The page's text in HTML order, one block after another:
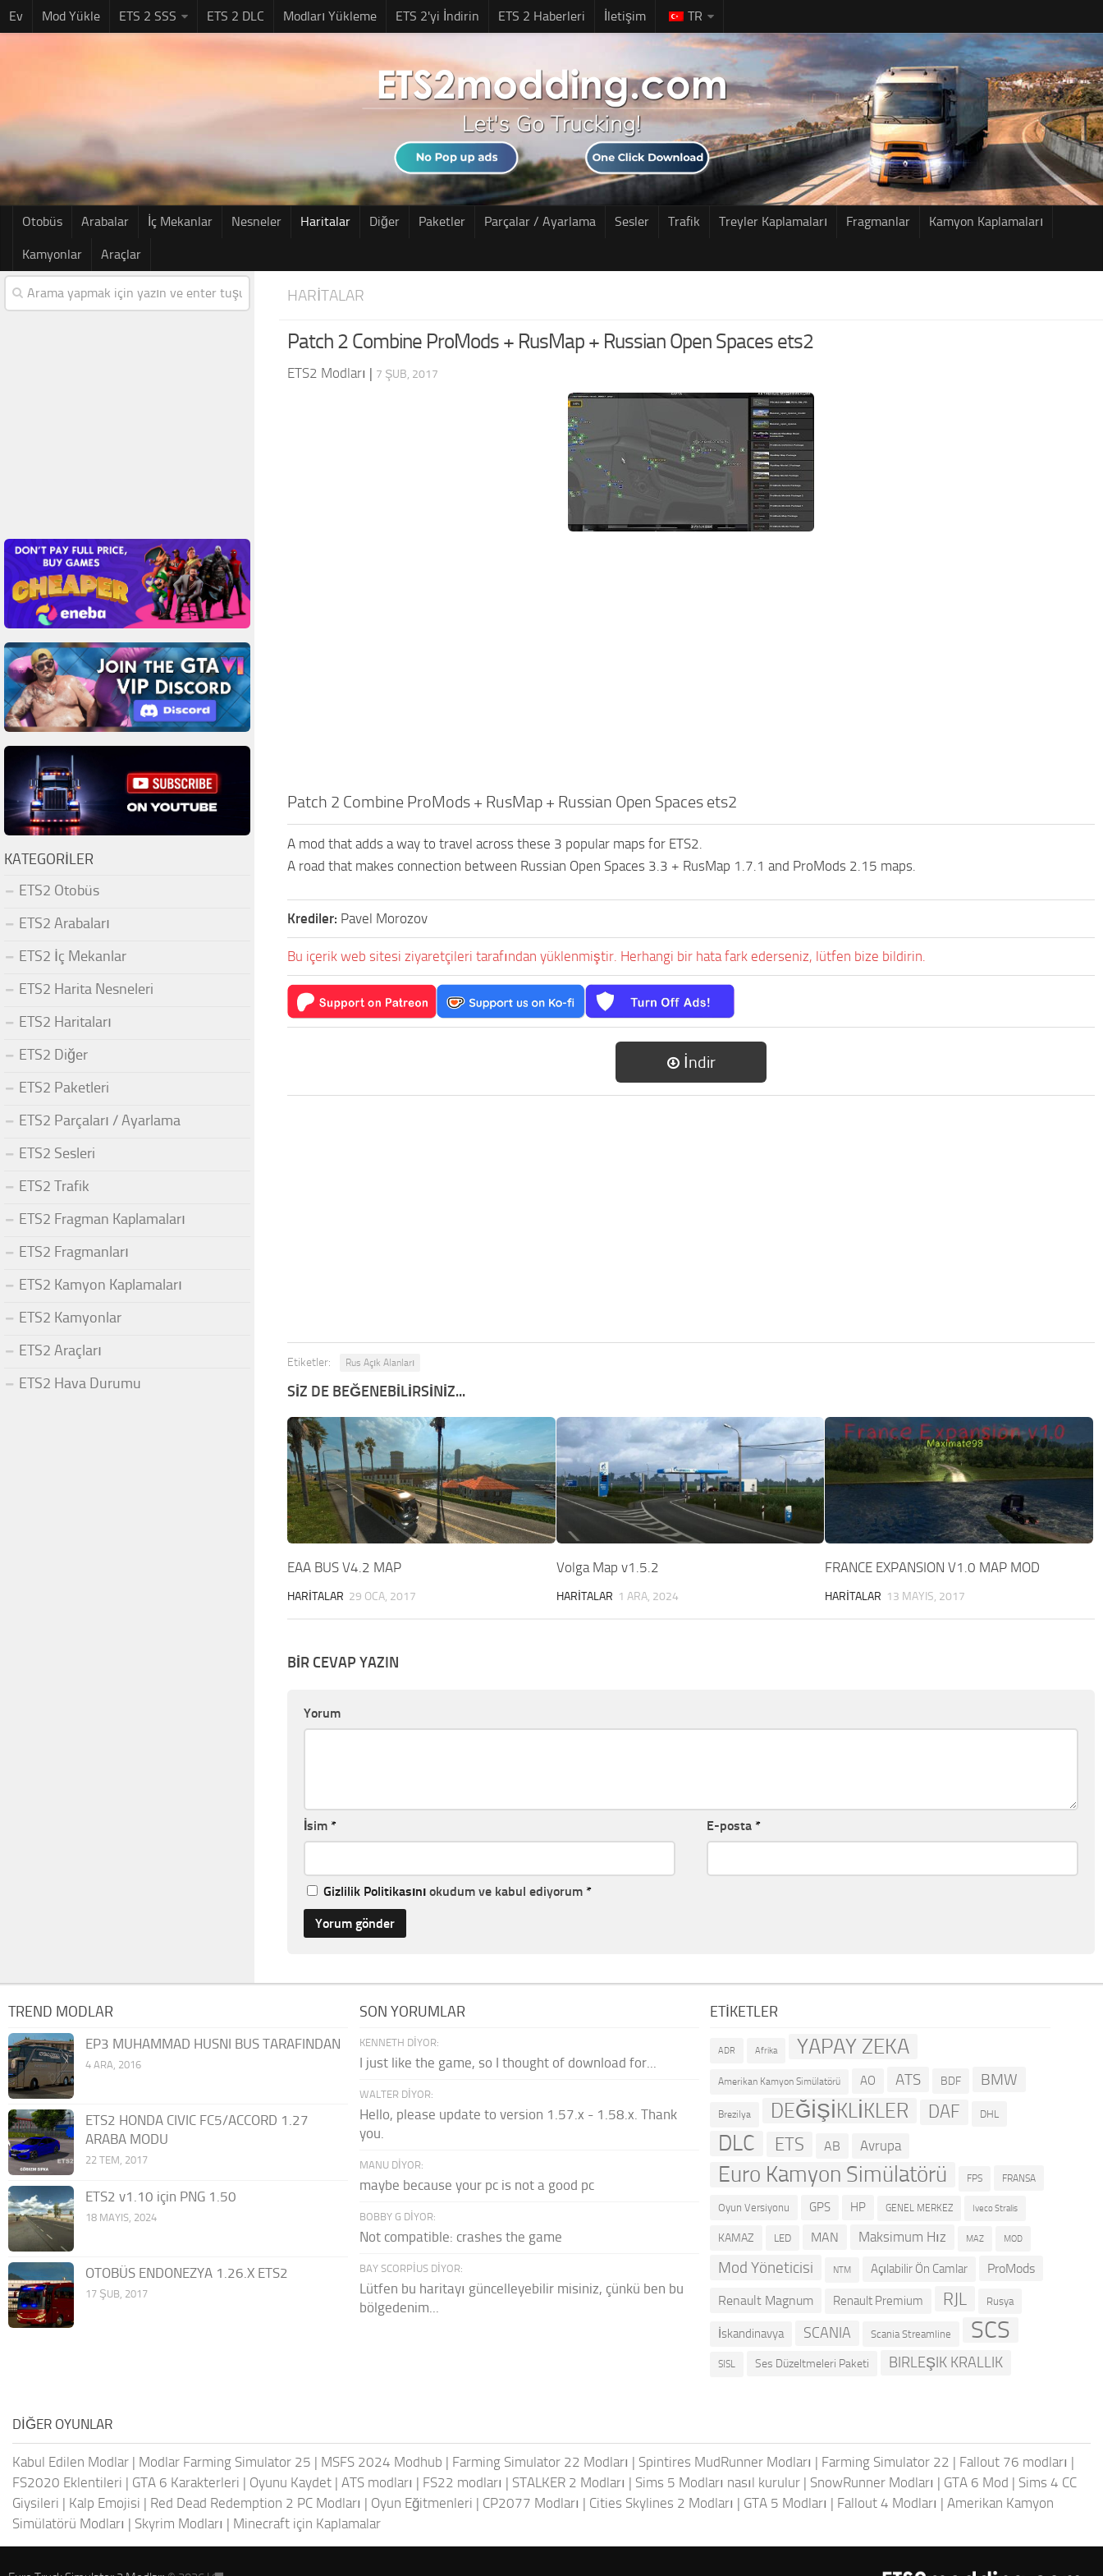
Ev Mod Yükle ETS 2 SSS ETS 2 DLC Modları Yükleme ETS 2'yi İndirin ETS 2 Haberleri İletişim TR
Otobüs Arabalar İç Mekanlar Nesneler Haritalar Diğer Paketler Parçalar / Ayarlama Sesler Trafik Treyler Kaplamaları Fragmanlar Kamyon Kaplamaları
Kamyonlar Araçlar
HARITALAR
Patch 2 Combine ProMods + RusMap + Russian Open Spaces ets2
ETS2 Modları | 7 ŞUB, 2017
Patch 2 Combine ProMods + RusMap + Russian Open Spaces ets2
A mod that adds a way to travel across these 3 popular maps for ETS2.
A road that makes connection between Russian Open Spaces 3.3 + RusMap 1.7.1 and ProMods 2.15 maps.
Krediler: Pavel Morozov
Bu içerik web sitesi ziyaretçileri tarafından yüklenmiştir. Herhangi bir hata fark ederseniz, lütfen bize bildirin.
İndir
Etiketler: Rus Açık Alanları
SIZ DE BEĞENEBILIRSINIZ...
EAA BUS V4.2 MAP
HARITALAR 29 OCA, 2017
Volga Map v1.5.2
HARITALAR 1 ARA, 2024
FRANCE EXPANSION V1.0 MAP MOD
HARITALAR 13 MAYIS, 2017
BIR CEVAP YAZIN
Yorum
İsim * E-posta *
Gizlilik Politikasını okudum ve kabul ediyorum *
KATEGORILER
ETS2 Otobüs
ETS2 Arabaları
ETS2 İç Mekanlar
ETS2 Harita Nesneleri
ETS2 Haritaları
ETS2 Diğer
ETS2 Paketleri
ETS2 Parçaları / Ayarlama
ETS2 Sesleri
ETS2 Trafik
ETS2 Fragman Kaplamaları
ETS2 Fragmanları
ETS2 Kamyon Kaplamaları
ETS2 Kamyonlar
ETS2 Araçları
ETS2 Hava Durumu
TREND MODLAR
EP3 MUHAMMAD HUSNI BUS TARAFINDAN
4 ARA, 2016
ETS2 HONDA CIVIC FC5/ACCORD 1.27
ARABA MODU
22 TEM, 2017
ETS2 v1.10 için PNG 1.50
18 MAYIS, 2024
OTOBÜS ENDONEZYA 1.26.X ETS2
17 ŞUB, 2017
SON YORUMLAR
KENNETH DIYOR:
I just like the game, so I thought of download for...
WALTER DIYOR:
Hello, please update to version 1.57.x - 1.58.x. Thank
you.
MANU DIYOR:
maybe because your pc is not a good pc
BOBBY G DIYOR:
Not compatible: crashes the game
BAY SCORPIUS DIYOR:
Lütfen bu haritayı güncelleyebilir misiniz, çünkü ben bu
bölgedenim...
ETIKETLER
ADR Afrika YAPAY ZEKA
Amerikan Kamyon Simülatörü AO ATS BDF BMW
Brezilya DEĞİŞİKLİKLER DAF DHL
DLC ETS AB Avrupa
Euro Kamyon Simülatörü FPS FRANSA
Oyun Versiyonu GPS HP GENEL MERKEZ Iveco Stralis
KAMAZ LED MAN Maksimum Hız MAZ MOD
Mod Yöneticisi NTM Açılabilir Ön Camlar ProMods
Renault Magnum Renault Premium RJL Rusya
İskandinavya SCANIA Scania Streamline SCS
SISL Ses Düzeltmeleri Paketi BIRLEŞIK KRALLIK
DIĞER OYUNLAR
Kabul Edilen Modlar | Modlar Farming Simulator 25 | MSFS 2024 Modhub | Farming Simulator 22 Modları | Spintires MudRunner Modları | Farming Simulator 22 | Fallout 76 modları |
FS2020 Eklentileri | GTA 6 Karakterleri | Oyunu Kaydet | ATS modları | FS22 modları | STALKER 2 Modları | Sims 5 Modları nasıl kurulur | SnowRunner Modları | GTA 6 Mod | Sims 4 CC
Giysileri | Kalp Emojisi | Red Dead Redemption 2 PC Modları | Oyun Eğitmenleri | CP2077 Modları | Cities Skylines 2 Modları | GTA 5 Modları | Fallout 4 Modları | Amerikan Kamyon
Simülatörü Modları | Skyrim Modları | Minecraft için Kaplamalar